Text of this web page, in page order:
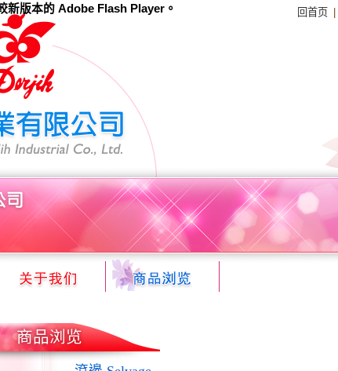
新版本的 Adobe Flash Player。 回首页
商品浏览